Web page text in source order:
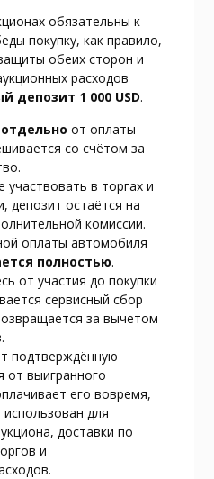
обязательны к
покупку, как правило,
обеих сторон и
расходов
депозит 1 000 USD.
от оплаты
со счётом за
в торгах и
депозит остаётся на
комиссии.
оплаты автомобиля
полностью.
от участия до покупки
сервисный сбор
за вычетом
подтверждённую
от выигранного
его вовремя,
для
доставки по
и